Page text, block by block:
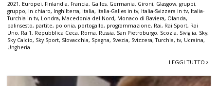
2021, Europei, Finlandia, Francia, Galles, Germania, Gironi, Glasgow, gruppi,
gruppo, in chiaro, Inghilterra, Italia, Italia-Galles in tv, Italia-Svizzera in tv, Italia-
Turchia in tv, Londra, Macedonia del Nord, Monaco di Baviera, Olanda,
palinsesto, partite, polonia, portogallo, programmazione, Rai, Rai Sport, Rai
Uno, Rai1, Repubblica Ceca, Roma, Russia, San Pietroburgo, Scozia, Siviglia, Sky,
Sky Calcio, Sky Sport, Slovacchia, Spagna, Svezia, Svizzera,Turchia, tv, Ucraina,
Ungheria
LEGGI TUTTO